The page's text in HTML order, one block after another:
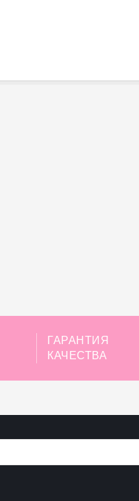
ГАРАНТИЯ
КАЧЕСТВА